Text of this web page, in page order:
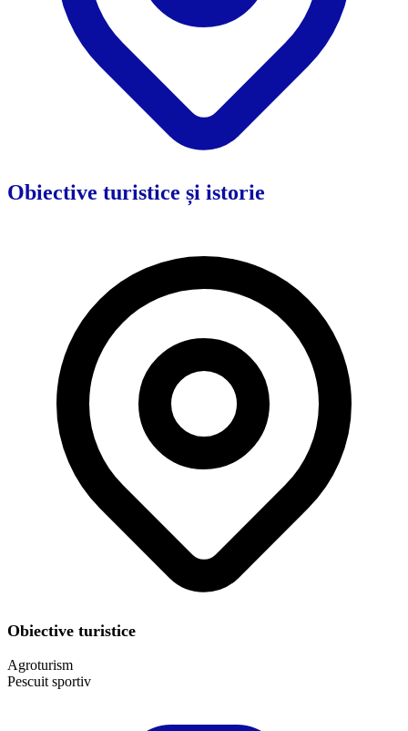
Obiective turistice și istorie
Obiective turistice
Agroturism
Pescuit sportiv